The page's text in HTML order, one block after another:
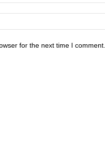
for the next time I comment.